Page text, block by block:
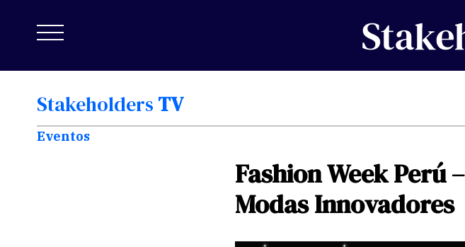
Stakeholders TV
Eventos
FashionWeekPerú–
ModasInnovadores